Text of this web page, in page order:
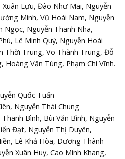
Lựu, Đào Như Mai, Nguyễn
Minh, Vũ Hoài Nam, Nguyễn
Ngọc, Nguyễn Thanh Nhã,
Lê Minh Quý, Nguyễn Hoài
Thời Trung, Võ Thành Trung, Đỗ
Văn Tùng, Phạm Chí Vĩnh.
Quốc Tuấn
Nguyễn Thái Chung
Bình, Bùi Văn Bình, Nguyễn
Đạt, Nguyễn Thị Duyên,
Lê Khả Hòa, Dương Thành
Xuân Huy, Cao Minh Khang,